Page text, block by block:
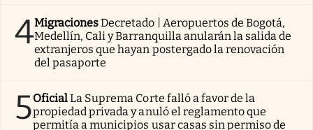
4MigracionesDecretado | Aeropuertos de Bogotá,
Medellín, Cali y Barranquilla anularán la salida de
extranjeros que hayan postergado la renovación
del pasaporte
5OficialLa Suprema Corte falló a favor de la
propiedad privada y anuló el reglamento que
permitía a municipios usar casas sin permiso de